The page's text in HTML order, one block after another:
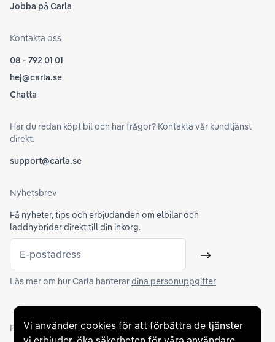
Vi använder cookies för att förbättra de tjänster
Jobba på Carla
Kontakta oss
08 - 792 01 01
hej@carla.se
Chatta
Har du redan köpt bil och har frågor? Kontakta vår kundtjänst
direkt.
support@carla.se
Nyhetsbrev
Få nyheter, tips och erbjudanden om elbilar och
laddhybrider direkt till din inkorg.
E-postadress Skicka
Läs mer om hur Carla hanterardina personuppgifter
Partners och betallösningar